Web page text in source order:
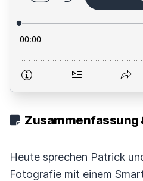
Zusammenfassung
Heute sprechen Patrick
Fotografie mit einem